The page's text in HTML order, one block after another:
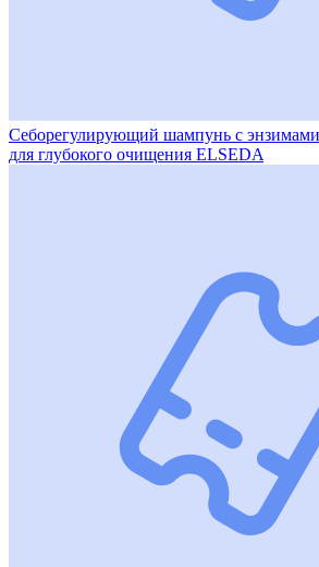
Себорегулирующий шампунь с
для глубокого очищения ELSEDA